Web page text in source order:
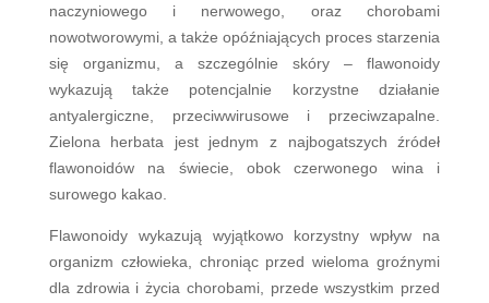
naczyniowego i nerwowego, oraz chorobami
nowotworowymi, a także opóźniających proces starzenia
się organizmu, a szczególnie skóry – flawonoidy
wykazują także potencjalnie korzystne działanie
antyalergiczne, przeciwwirusowe i przeciwzapalne.
Zielona herbata jest jednym z najbogatszych źródeł
flawonoidów na świecie, obok czerwonego wina i
surowego kakao.
Flawonoidy wykazują wyjątkowo korzystny wpływ na
organizm człowieka, chroniąc przed wieloma groźnymi
dla zdrowia i życia chorobami, przede wszystkim przed